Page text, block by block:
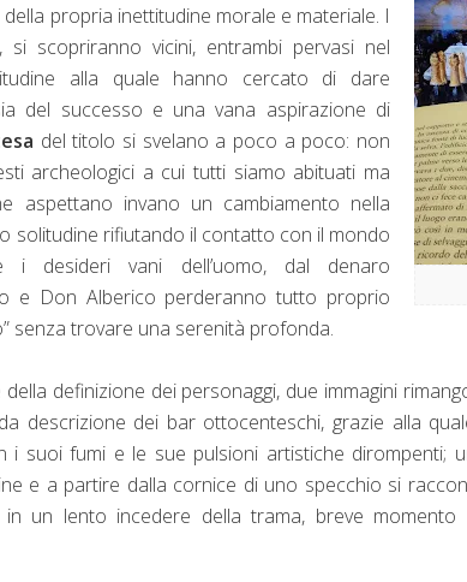
propria inettitudine morale e materiale. I
si scopriranno vicini, entrambi pervasi nel
alla quale hanno cercato di dare
del successo e una vana aspirazione di
del titolo si svelano a poco a poco: non
archeologici a cui tutti siamo abituati ma
aspettano invano un cambiamento nella
solitudine rifiutando il contatto con il mondo
desideri vani dell’uomo, dal denaro
e Don Alberico perderanno tutto proprio
senza trovare una serenità profonda.
definizione dei personaggi, due immagini
descrizione dei bar ottocenteschi, grazie alla
suoi fumi e le sue pulsioni artistiche dirompenti;
e a partire dalla cornice di uno specchio si
in un lento incedere della trama, breve